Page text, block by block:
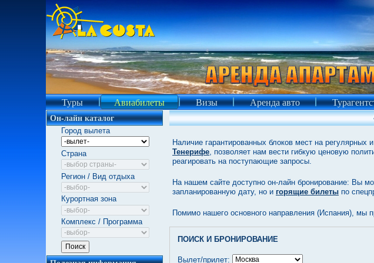
Туры Авиабилеты Визы Аренда авто
Он-лайн каталог
Город вылета
Страна
Регион / Вид отдыха
Курортная зона
Комплекс / Программа
Наличие гарантированных блоков мест на регулярных
Тенерифе, позволяет нам вести гибкую ценовую
реагировать на поступающие запросы.
На нашем сайте доступно он-лайн бронирование: Вы
запланированную дату, но и горящие билеты по
Помимо нашего основного направления (Испания), мы
ПОИСК И БРОНИРОВАНИЕ
Вылет/прилет: